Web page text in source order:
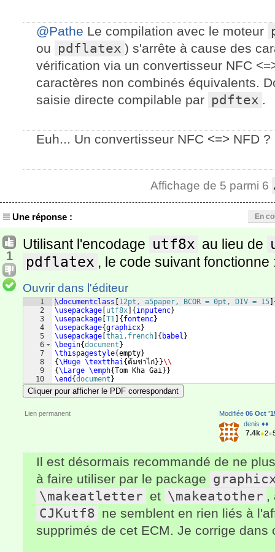
@Pathe Le compilation avec le moteur
ou pdflatex ) s'arrête à cause des
vérification via un convertisseur NFC
caractères non combinés équivalents.
saisie directe compilable par pdftex .
Euh... Un convertisseur NFC <=> NFD
Affichage de 5 parmi 6
Une réponse : En
1
Utilisant l'encodage utf8x au lieu de
pdflatex , le code suivant fonctionne
Ouvrir dans l'éditeur
1
2
3
4
5
6
7
8
9
10
\documentclass 12pt, a5paper, BCOR = 0pt, DIV = 15
\usepackage utf8x { inputenc}
\usepackage T1 { fontenc}
\usepackage{graphicx}
\usepackage thai,french { babel }
\begin{document }
\thispagestyle{empty}
{\Huge \textthai{ต้มข่าไก่}}\\
{\Large \emph{Tom Kha Gai}}
\end {document }
Cliquer pour afficher le PDF correspondant
Lien permanent Modifiée 06 Oct
denis ♦♦
7.4k●2●
Il est désormais recommandé de ne
à faire utiliser par le package
\makeatletter et \makeatother ,
CJKutf8 ne semblent en rien liés à
supprimés de cet ECM. Je corrige dans